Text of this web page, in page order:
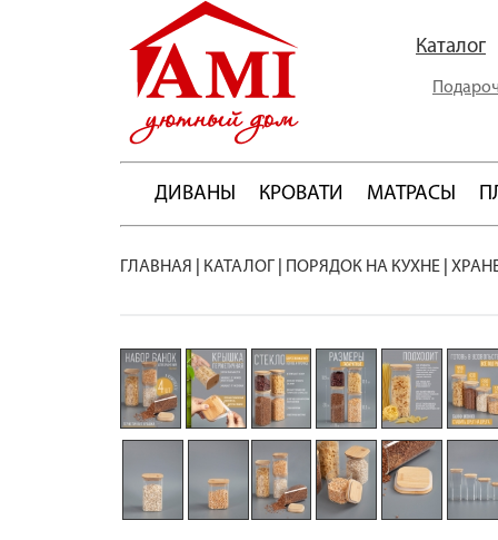
Каталог
ДИВАНЫ КРОВАТИ МАТРАСЫ
ГЛАВНАЯ КАТАЛОГ ПОРЯДОК НА КУХНЕ